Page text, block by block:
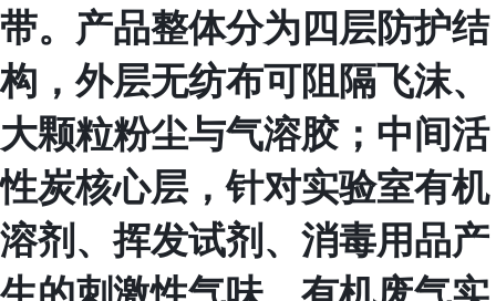
带。产品整体分为四层防护结
构，外层无纺布可阻隔飞沫、
大颗粒粉尘与气溶胶；中间活
性炭核心层，针对实验室有机
溶剂、挥发试剂、消毒用品产